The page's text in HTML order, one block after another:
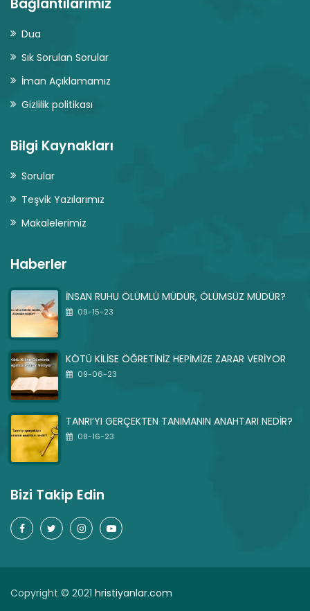
Bağlantılarımız
Dua
Sık Sorulan Sorular
İman Açıklamamız
Gizlilik politikası
Bilgi Kaynakları
Sorular
Teşvik Yazılarımız
Makalelerimiz
Haberler
İNSAN RUHU ÖLÜMLÜ MÜDÜR, ÖLÜMSÜZ MÜDÜR?
09-15-23
KÖTÜ KİLİSE ÖĞRETİNİZ HEPİMİZE ZARAR VERİYOR
09-06-23
TANRI’YI GERÇEKTEN TANIMANIN ANAHTARI NEDİR?
08-16-23
Bizi Takip Edin
Copyright © 2021 hristiyanlar.com